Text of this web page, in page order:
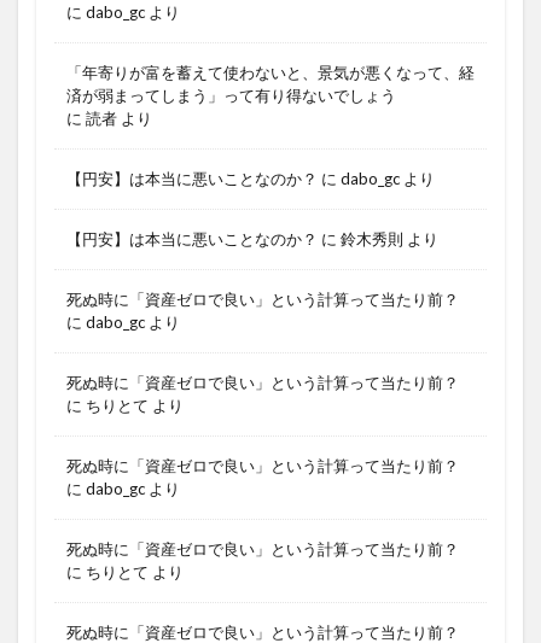
に dabo_gc より
「年寄りが富を蓄えて使わないと、景気が悪くなって、経
済が弱まってしまう」って有り得ないでしょう
に 読者 より
【円安】は本当に悪いことなのか？ に dabo_gc より
【円安】は本当に悪いことなのか？ に 鈴木秀則 より
死ぬ時に「資産ゼロで良い」という計算って当たり前？
に dabo_gc より
死ぬ時に「資産ゼロで良い」という計算って当たり前？
に ちりとて より
死ぬ時に「資産ゼロで良い」という計算って当たり前？
に dabo_gc より
死ぬ時に「資産ゼロで良い」という計算って当たり前？
に ちりとて より
死ぬ時に「資産ゼロで良い」という計算って当たり前？